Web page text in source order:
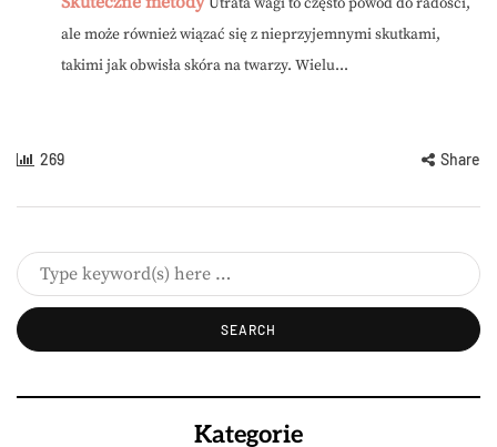
Utrata wagi to często powód do radości,
ale może również wiązać się z nieprzyjemnymi skutkami,
takimi jak obwisła skóra na twarzy. Wielu...
269 Share
Kategorie